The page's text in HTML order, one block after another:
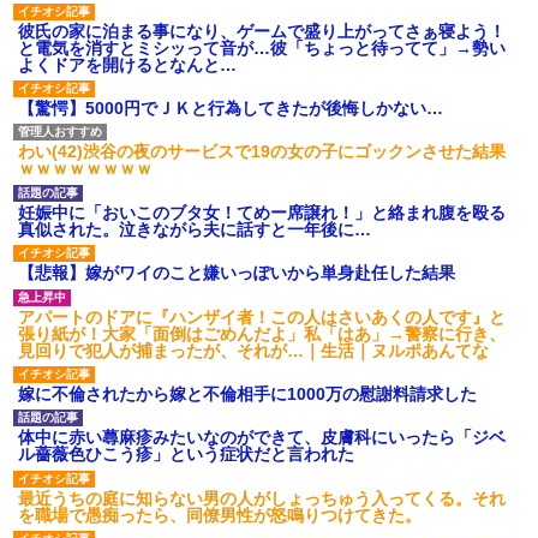
彼氏の家に泊まる事になり、ゲームで盛り上がってさぁ寝よう！
と電気を消すとミシッって音が…彼「ちょっと待ってて」→勢い
よくドアを開けるとなんと…
【驚愕】5000円でＪＫと行為してきたが後悔しかない…
わい(42)渋谷の夜のサービスで19の女の子にゴックンさせた結果
ｗｗｗｗｗｗｗｗ
妊娠中に「おいこのブタ女！てめー席譲れ！」と絡まれ腹を殴る
真似された。泣きながら夫に話すと一年後に…
【悲報】嫁がワイのこと嫌いっぽいから単身赴任した結果
アパートのドアに『ハンザイ者！この人はさいあくの人です』と
張り紙が！大家「面倒はごめんだよ」私「はあ」→警察に行き、
見回りで犯人が捕まったが、それが…｜生活｜ヌルポあんてな
嫁に不倫されたから嫁と不倫相手に1000万の慰謝料請求した
体中に赤い蕁麻疹みたいなのができて、皮膚科にいったら「ジベ
ル薔薇色ひこう疹」という症状だと言われた
最近うちの庭に知らない男の人がしょっちゅう入ってくる。それ
を職場で愚痴ったら、同僚男性が怒鳴りつけてきた。